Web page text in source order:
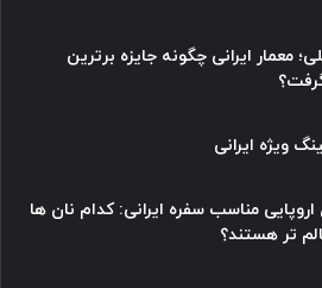
معمار ایرانی چگونه جایزه برترین
ویژه ایرانی
مناسب سفره ایرانی: کدام نان ها
تر هستند؟